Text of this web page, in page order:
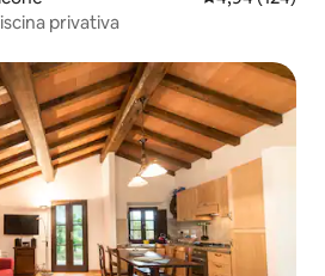
privativa